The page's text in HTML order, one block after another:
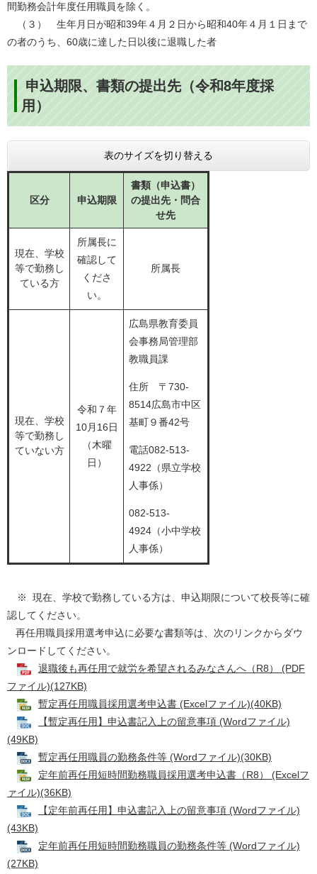
間勤務会計年度任用職員を除く。
（３） 生年月日が昭和39年４月２日から昭和40年４月１日まで
の者のうち、60歳に達した日以後に退職した者
申込期限、書類の提出先（令和8年度採
用）
表のサイズを切り替える
区分 申込期限
書類（申込書）
の提出先・問合
せ先
現在、学校
等で勤務し
ている方
所属長に
確認して
くださ
い。
所属長
現在、学校
等で勤務し
ていない方
令和７年
10月16日
（木曜
日）
広島県教育委員
会事務局管理部
教職員課
住所 〒730-
8514広島市中区
基町９番42号
電話082-513-
4922（県立学校
人事係）
082-513-
4924（小中学校
人事係）
※ 現在、学校で勤務している方は、申込期限について校長等に確
認してください。
再任用職員採用選考申込に必要な書類等は、次のリンクからダウ
ンロードしてください。
退職後も再任用で就労を希望されるみなさんへ（R8） (PDF
ファイル)(127KB)
暫定再任用職員採用選考申込書 (Excelファイル)(40KB)
【暫定再任用】申込書記入上の留意事項 (Wordファイル)
(49KB)
暫定再任用職員の勤務条件等 (Wordファイル)(30KB)
定年前再任用短時間勤務職員採用選考申込書（R8） (Excelフ
ァイル)(36KB)
【定年前再任用】申込書記入上の留意事項 (Wordファイル)
(43KB)
定年前再任用短時間勤務職員の勤務条件等 (Wordファイル)
(27KB)